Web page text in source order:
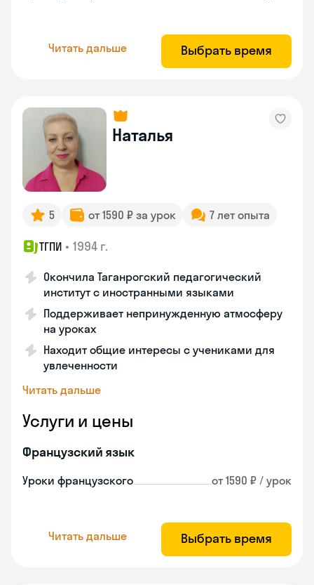
Читать дальше Выбрать время
Наталья
5 от 1590 ₽ за урок 7 лет опыта
ТГПИ • 1994 г.
Окончила Таганрогский педагогический
институт с иностранными языками
Поддерживает непринужденную атмосферу
на уроках
Находит общие интересы с учениками для
увлеченности
Читать дальше
Услуги и цены
Французский язык
Уроки французского от 1590 ₽ / урок
Читать дальше Выбрать время